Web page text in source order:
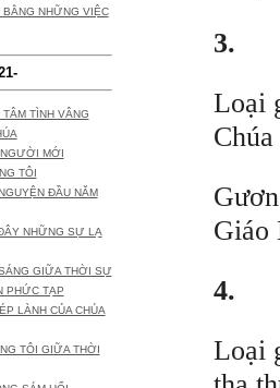
BẰNG NHỮNG VIỆC
TÌNH VÂNG
MỚI
TÔI
ĐẦU NĂM
NHỮNG SỰ LẠ
GIỮA THỜI SỰ
PHỨC TẠP
LÀNH CỦA CHÚA
TÔI GIỮA THỜI
3.
Loại
Giáo
4.
Loại